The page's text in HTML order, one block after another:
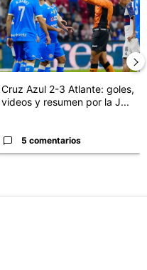
Cruz Azul 2-3 Atlante: goles,
videos y resumen por la J...
5 comentarios